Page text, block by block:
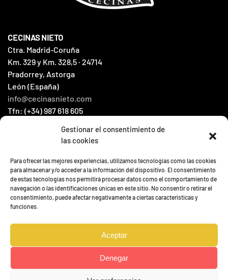
Gestionar el consentimiento de
las cookies
Para ofrecer las mejores experiencias, utilizamos tecnologías como las cookies
para almacenar y/o acceder a la información del dispositivo. El consentimiento
de estas tecnologías nos permitirá procesar datos como el comportamiento de
navegación o las identificaciones únicas en este sitio. No consentir o retirar el
consentimiento, puede afectar negativamente a ciertas características y
funciones.
Aceptar
Denegar
CECINAS NIETO
Ctra. Madrid-Coruña
Km. 329 y Km. 328,5 · 24714
Pradorrey, Astorga
León (España)
info@cecinasnieto.com
Tfn: (+34) 987 618 605
CATALOGUE
CONTACT
NOUVELLES